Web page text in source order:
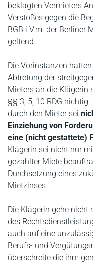
beklagten Vermieters
Verstoßes gegen die
BGB i.V.m. der Berliner
geltend.
Die Vorinstanzen
Abtretung der
Mieters an die Klägerin
§§ 3, 5, 10 RDG
durch den Mieter sei
Einziehung von
eine (nicht gestattete)
Klägerin sei nicht nur
gezahlter Miete
Durchsetzung eines
Mietzinses.
Die Klägerin gehe nicht
des
auch auf eine
Berufs- und
überschreite die ihm